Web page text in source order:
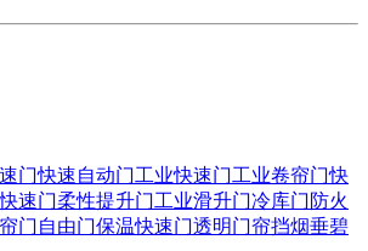
门快速自动门工业快速门工业卷帘门快
速门柔性提升门工业滑升门冷库门 防火
门 自由门保温快速门透明门帘挡烟垂碧